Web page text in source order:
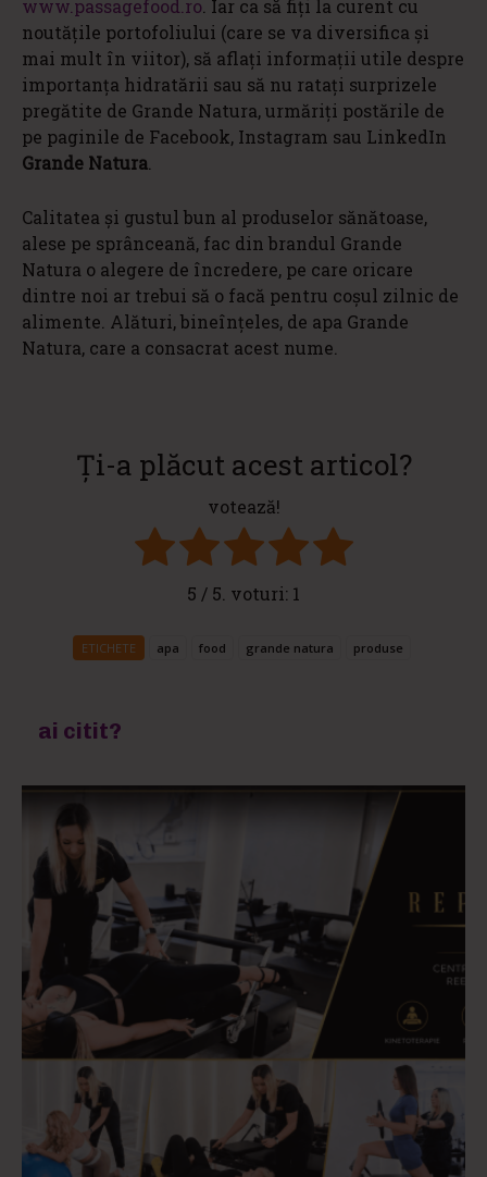
www.passagefood.ro. Iar ca să fiți la curent cu
noutățile portofoliului (care se va diversifica și
mai mult în viitor), să aflați informații utile despre
importanța hidratării sau să nu ratați surprizele
pregătite de Grande Natura, urmăriți postările de
pe paginile de Facebook, Instagram sau LinkedIn
Grande Natura.
Calitatea și gustul bun al produselor sănătoase,
alese pe sprânceană, fac din brandul Grande
Natura o alegere de încredere, pe care oricare
dintre noi ar trebui să o facă pentru coșul zilnic de
alimente. Alături, bineînțeles, de apa Grande
Natura, care a consacrat acest nume.
Ți-a plăcut acest articol?
votează!
5 / 5. voturi: 1
ETICHETE apa food grande natura produse
ai citit?